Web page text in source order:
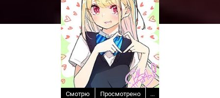
Смотрю Просмотрено ...